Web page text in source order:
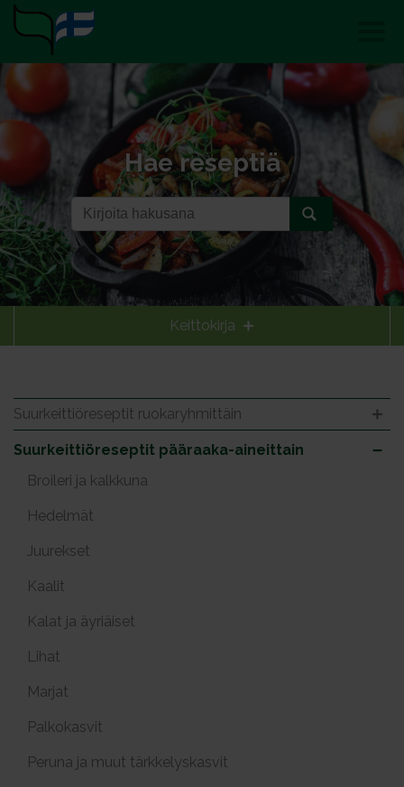
Hae reseptiä
Keittokirja
Suurkeittiöreseptit ruokaryhmittäin
Suurkeittiöreseptit pääraaka-aineittain
Broileri ja kalkkuna
Hedelmät
Juurekset
Kaalit
Kalat ja äyriäiset
Lihat
Marjat
Palkokasvit
Peruna ja muut tärkkelyskasvit